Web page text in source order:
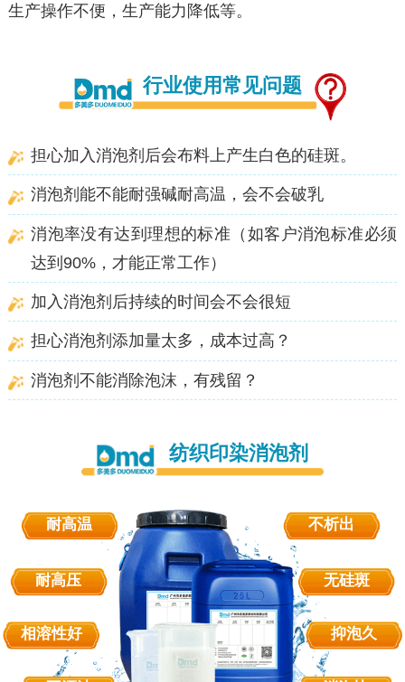
生产操作不便，生产能力降低等。
行业使用常见问题
担心加入消泡剂后会布料上产生白色的硅斑。
消泡剂能不能耐强碱耐高温，会不会破乳
消泡率没有达到理想的标准（如客户消泡标准必须
达到90%，才能正常工作）
加入消泡剂后持续的时间会不会很短
担心消泡剂添加量太多，成本过高？
消泡剂不能消除泡沫，有残留？
纺织印染消泡剂
耐高温
耐高压
相溶性好
不析出
无硅斑
抑泡久